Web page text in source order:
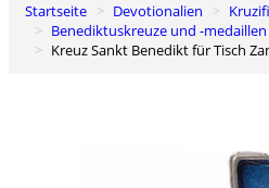
0
Warenkorb
Startseite Devotionalien
Benediktuskreuze und -medaillen
Kreuz Sankt Benedikt für Tisch